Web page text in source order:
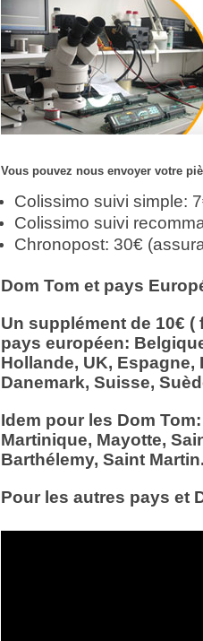
Vous pouvez nous envoyer votre
Colissimo suivi simple:
Colissimo suivi
Chronopost: 30€
Dom Tom et pays
Un supplément de 10€
pays européen:
Hollande, UK,
Danemark, Suisse,
Idem pour les Dom
Martinique, Mayotte,
Barthélemy, Saint
Pour les autres pays et